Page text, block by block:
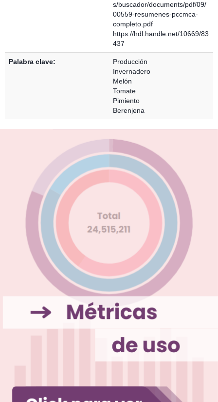
s/buscador/documents/pdf/09/
00559-resumenes-pccmca-
completo.pdf
https://hdl.handle.net/10669/83
437
Palabra clave:
Producción
Invernadero
Melón
Tomate
Pimiento
Berenjena